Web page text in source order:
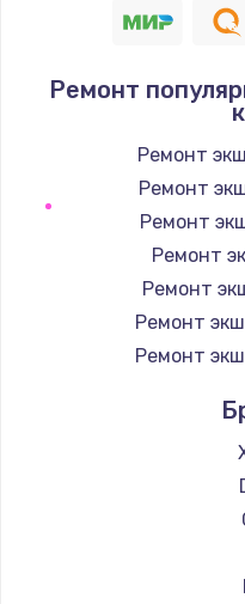
Ремонт
Ремонт
Ремонт
Ремонт
Ремонт
Ремонт
Ремонт
Ремонт